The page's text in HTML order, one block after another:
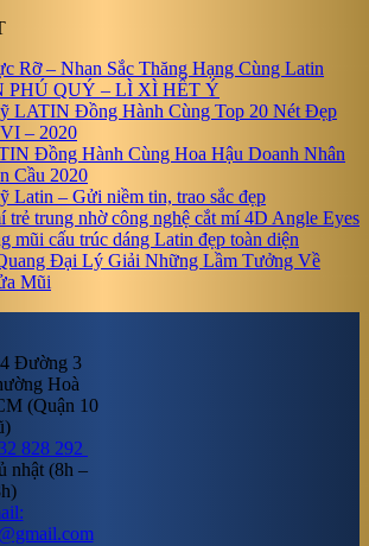
Rỡ – Nhan Sắc Thăng Hạng Cùng Latin
QUÝ – LÌ XÌ HẾT Ý
LATIN Đồng Hành Cùng Top 20 Nét Đẹp
– 2020
Đồng Hành Cùng Hoa Hậu Doanh Nhân
Cầu 2020
Latin – Gửi niềm tin, trao sắc đẹp
trẻ trung nhờ công nghệ cắt mí 4D Angle Eyes
mũi cấu trúc dáng Latin đẹp toàn diện
Đại Lý Giải Những Lầm Tưởng Về
Mũi
Đường 3
Hoà
(Quận 10
828 292
nhật (8h –